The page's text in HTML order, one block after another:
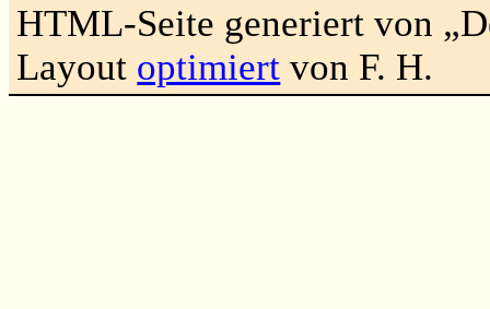
HTML-Seite generiert von
Layout optimiert von F. H.